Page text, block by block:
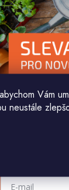
Vám
neustále